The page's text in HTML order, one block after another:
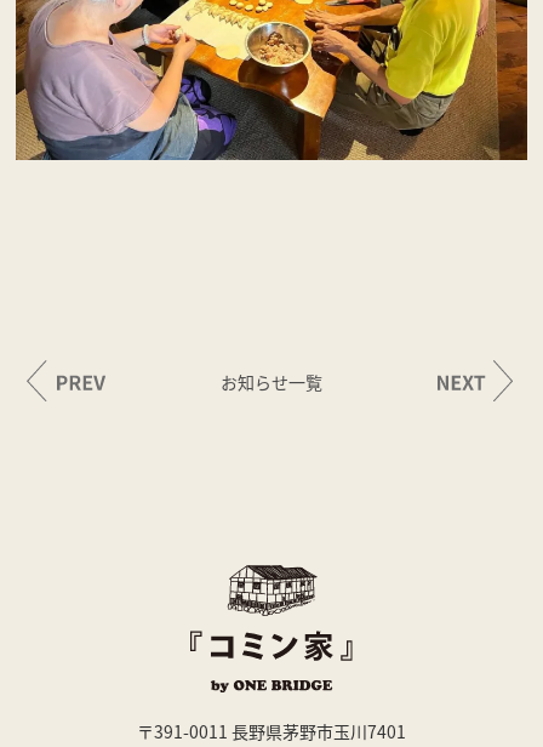
お知らせ一覧
〒391-0011 長野県茅野市玉川7401